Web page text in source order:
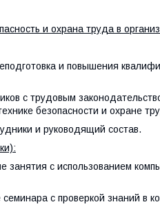
и охрана труда в
и повышения
с трудовым
безопасности и охране
и руководящий состав.
занятия с использованием
с проверкой знаний в